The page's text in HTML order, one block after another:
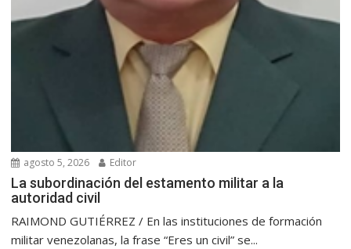
agosto 5, 2026 Editor
La subordinación del estamento militar a la
autoridad civil
RAIMOND GUTIÉRREZ / En las instituciones de formación
militar venezolanas, la frase “Eres un civil” se...